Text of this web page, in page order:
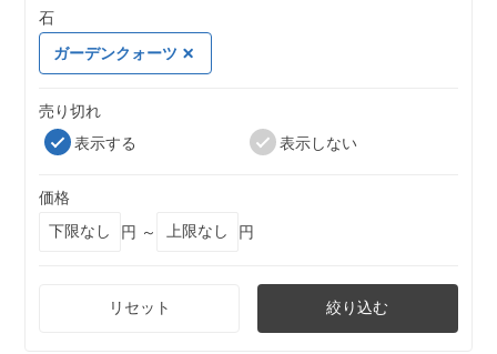
石
ガーデンクォーツ
売り切れ
表示する
表示しない
価格
円 ～
円
リセット 絞り込む